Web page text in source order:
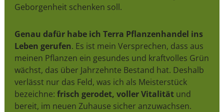
Geborgenheit schenken soll.
Genau dafür habe ich Terra Pflanzenhandel ins
Leben gerufen. Es ist mein Versprechen, dass aus
meinen Pflanzen ein gesundes und kraftvolles Grün
wächst, das über Jahrzehnte Bestand hat. Deshalb
verlässt nur das Feld, was ich als Meisterstück
bezeichne: frisch gerodet, voller Vitalitätund
bereit, im neuen Zuhause sicher anzuwachsen.